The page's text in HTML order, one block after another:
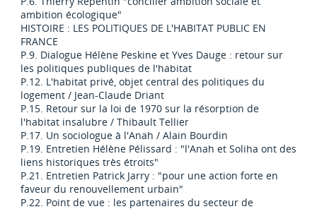
ambition écologique"
HISTOIRE : LES POLITIQUES DE L'HABITAT PUBLIC EN
FRANCE
P.9. Dialogue Hélène Peskine et Yves Dauge : retour sur
les politiques publiques de l'habitat
P.12. L'habitat privé, objet central des politiques du
logement / Jean-Claude Driant
P.15. Retour sur la loi de 1970 sur la résorption de
l'habitat insalubre / Thibault Tellier
P.17. Un sociologue à l'Anah / Alain Bourdin
P.19. Entretien Hélène Pélissard : "l'Anah et Soliha ont des
liens historiques très étroits"
P.21. Entretien Patrick Jarry : "pour une action forte en
faveur du renouvellement urbain"
P.22. Point de vue : les partenaires du secteur de